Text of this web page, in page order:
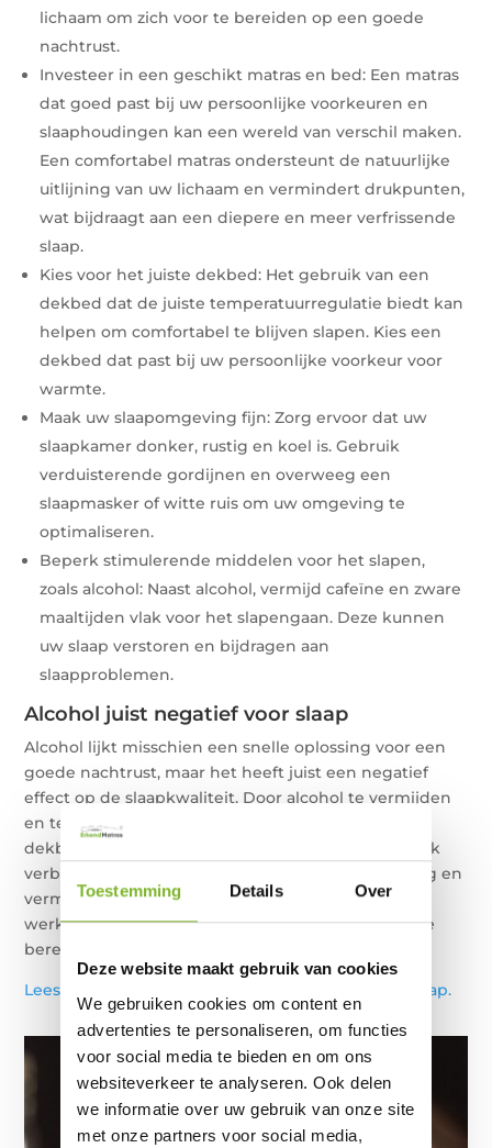
Toestemming Details Over
Deze website maakt gebruik van cookies
We gebruiken cookies om content en
advertenties te personaliseren, om functies
voor social media te bieden en om ons
websiteverkeer te analyseren. Ook delen
we informatie over uw gebruik van onze site
met onze partners voor social media,
lichaam om zich voor te bereiden op een goede
nachtrust.
Investeer in een geschikt matras en bed: Een matras
dat goed past bij uw persoonlijke voorkeuren en
slaaphoudingen kan een wereld van verschil maken.
Een comfortabel matras ondersteunt de natuurlijke
uitlijning van uw lichaam en vermindert drukpunten,
wat bijdraagt aan een diepere en meer verfrissende
slaap.
Kies voor het juiste dekbed: Het gebruik van een
dekbed dat de juiste temperatuurregulatie biedt kan
helpen om comfortabel te blijven slapen. Kies een
dekbed dat past bij uw persoonlijke voorkeur voor
warmte.
Maak uw slaapomgeving fijn: Zorg ervoor dat uw
slaapkamer donker, rustig en koel is. Gebruik
verduisterende gordijnen en overweeg een
slaapmasker of witte ruis om uw omgeving te
optimaliseren.
Beperk stimulerende middelen voor het slapen,
zoals alcohol: Naast alcohol, vermijd cafeïne en zware
maaltijden vlak voor het slapengaan. Deze kunnen
uw slaap verstoren en bijdragen aan
slaapproblemen.
Alcohol juist negatief voor slaap
Alcohol lijkt misschien een snelle oplossing voor een
goede nachtrust, maar het heeft juist een negatief
effect op de slaapkwaliteit. Door alcohol te vermijden
en te investeren in een geschikt matras, bed en
dekbed, kunt u de kwaliteit van uw slaap aanzienlijk
verbeteren. Zorg voor een optimale slaapomgeving en
vermijd andere slaap verstorende factoren om een
werkelijk verfrissende en herstellende nachtrust te
bereiken.
Lees hier wat u nog meer kunt doen bij slechte slaap.